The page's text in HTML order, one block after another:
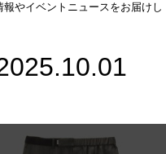
やイベントニュースをお届けし